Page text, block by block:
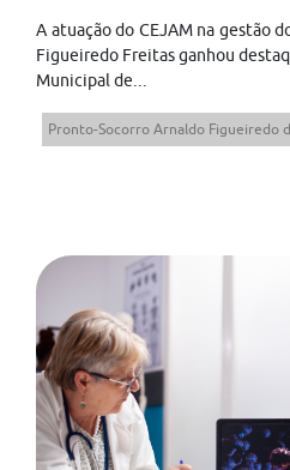
A atuação do CEJAM na gestão
Figueiredo Freitas ganhou
Municipal de...
Pronto-Socorro Arnaldo Figueiredo